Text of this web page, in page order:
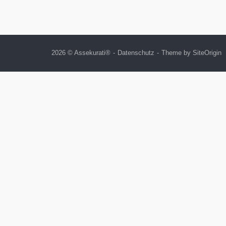
2026 © Assekurati® Datenschutz Theme by SiteOrigin